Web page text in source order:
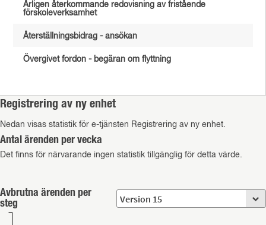
Årligen återkommande redovisning av fristående
förskoleverksamhet
Återställningsbidrag - ansökan
Övergivet fordon - begäran om flyttning
Registrering av ny enhet
Nedan visas statistik för e-tjänsten Registrering av ny enhet.
Antal ärenden per vecka
Det finns för närvarande ingen statistik tillgänglig för detta värde.
Avbrutna ärenden per
steg